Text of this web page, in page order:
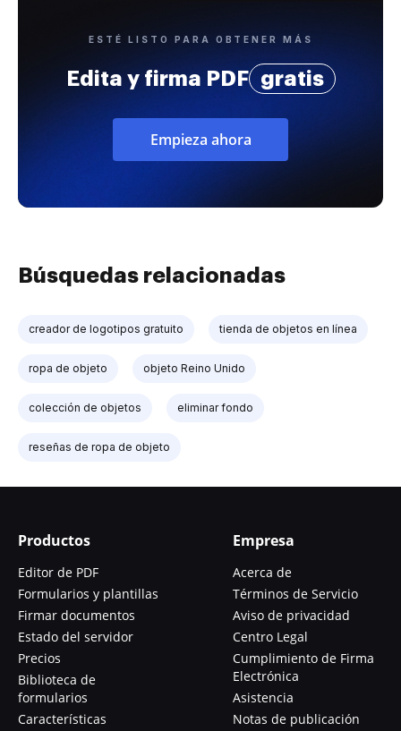
ESTÉ LISTO PARA OBTENER MÁS
Edita y firma PDF gratis
Empieza ahora
Búsquedas relacionadas
creador de logotipos gratuito tienda de objetos en línea
ropa de objeto objeto Reino Unido
colección de objetos eliminar fondo
reseñas de ropa de objeto
Productos
Editor de PDF
Formularios y plantillas
Firmar documentos
Estado del servidor
Precios
Biblioteca de
formularios
Características
Empresa
Acerca de
Términos de Servicio
Aviso de privacidad
Centro Legal
Cumplimiento de Firma
Electrónica
Asistencia
Notas de publicación